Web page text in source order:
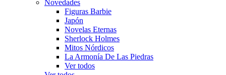
Novedades
Figuras Barbie
Japón
Novelas Eternas
Sherlock Holmes
Mitos Nórdicos
La Armonía De Las Piedras
Ver todos